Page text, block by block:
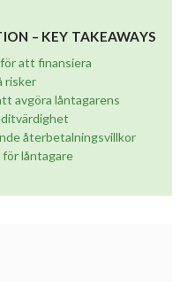
– KEY TAKEAWAYS
att finansiera
risker
avgöra låntagarens
återbetalningsvillkor
låntagare